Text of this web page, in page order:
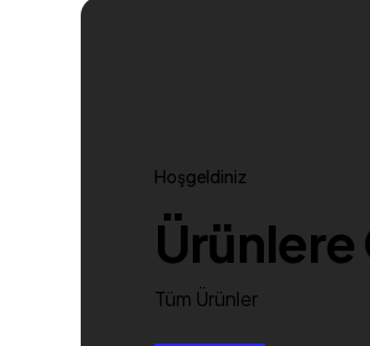
Hoşgeldiniz
Ürünlere
Tüm Ürünler